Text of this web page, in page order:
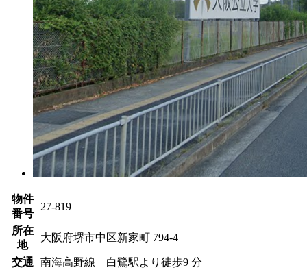
物件
番号
27-819
所在
地
大阪府堺市中区新家町 794-4
交通
南海高野線 白鷺駅より徒歩9 分